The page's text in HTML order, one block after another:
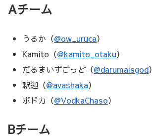
Aチーム
うるか（@ow_uruca）
Kamito（@kamito_otaku）
だるまいずごっど（@darumaisgod）
釈迦（@avashaka）
ボドカ（@VodkaChaso）
Bチーム